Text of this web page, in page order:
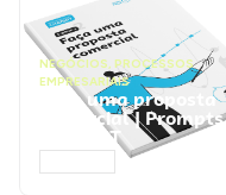
NEGÓCIOS, PROCESSOS
EMPRESARIAIS
Faça uma proposta
comercial | Prompts
ChatGPT